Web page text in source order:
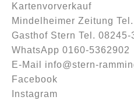
Kartenvorverkauf
Mindelheimer Zeitung
Gasthof Stern Tel. 08245-
WhatsApp 0160-5362902
E-Mail info@stern-
Facebook
Instagram